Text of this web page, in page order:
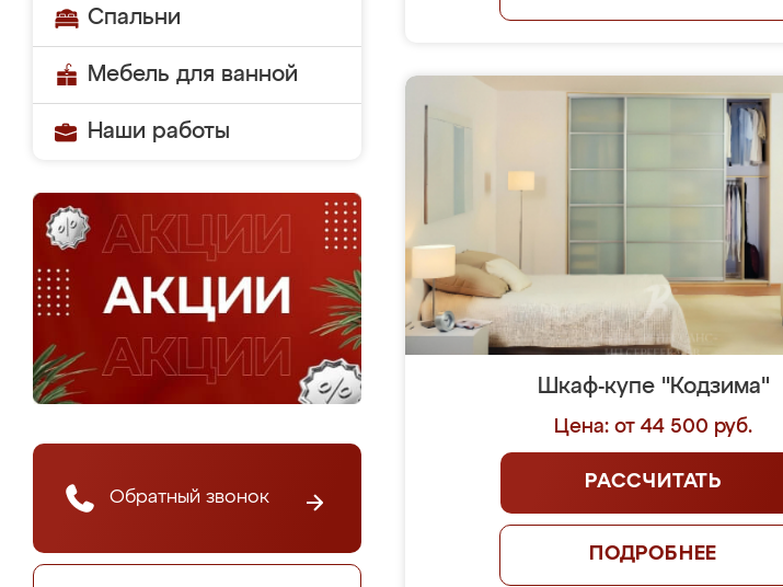
Спальни
Мебель для ванной
Наши работы
Обратный звонок
Шкаф-купе "Кодзима"
Цена: от 44 500 руб.
РАССЧИТАТЬ
ПОДРОБНЕЕ